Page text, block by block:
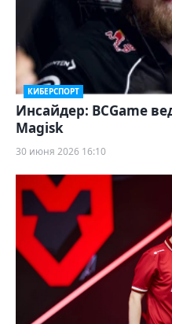
КИБЕРСПОРТ
Инсайдер: BCGame
Magisk
30 июня 2026 16:10